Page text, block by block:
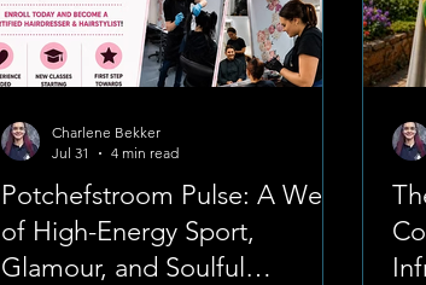
Potchefstroom Pulse: A Week
of High-Energy Sport,
Glamour, and Soulful
Charlene Bekker
Jul 31
4 min read